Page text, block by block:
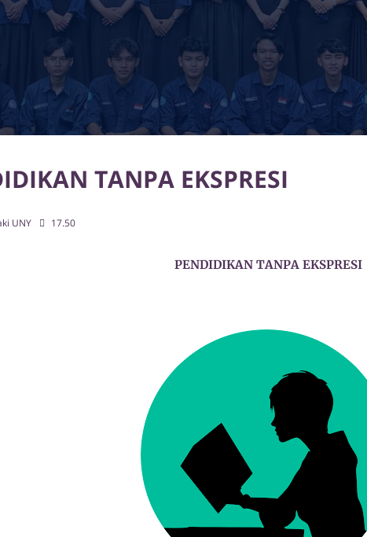
TANPA EKSPRESI
UNY 17.50
PENDIDIKAN TANPA EKSPRESI